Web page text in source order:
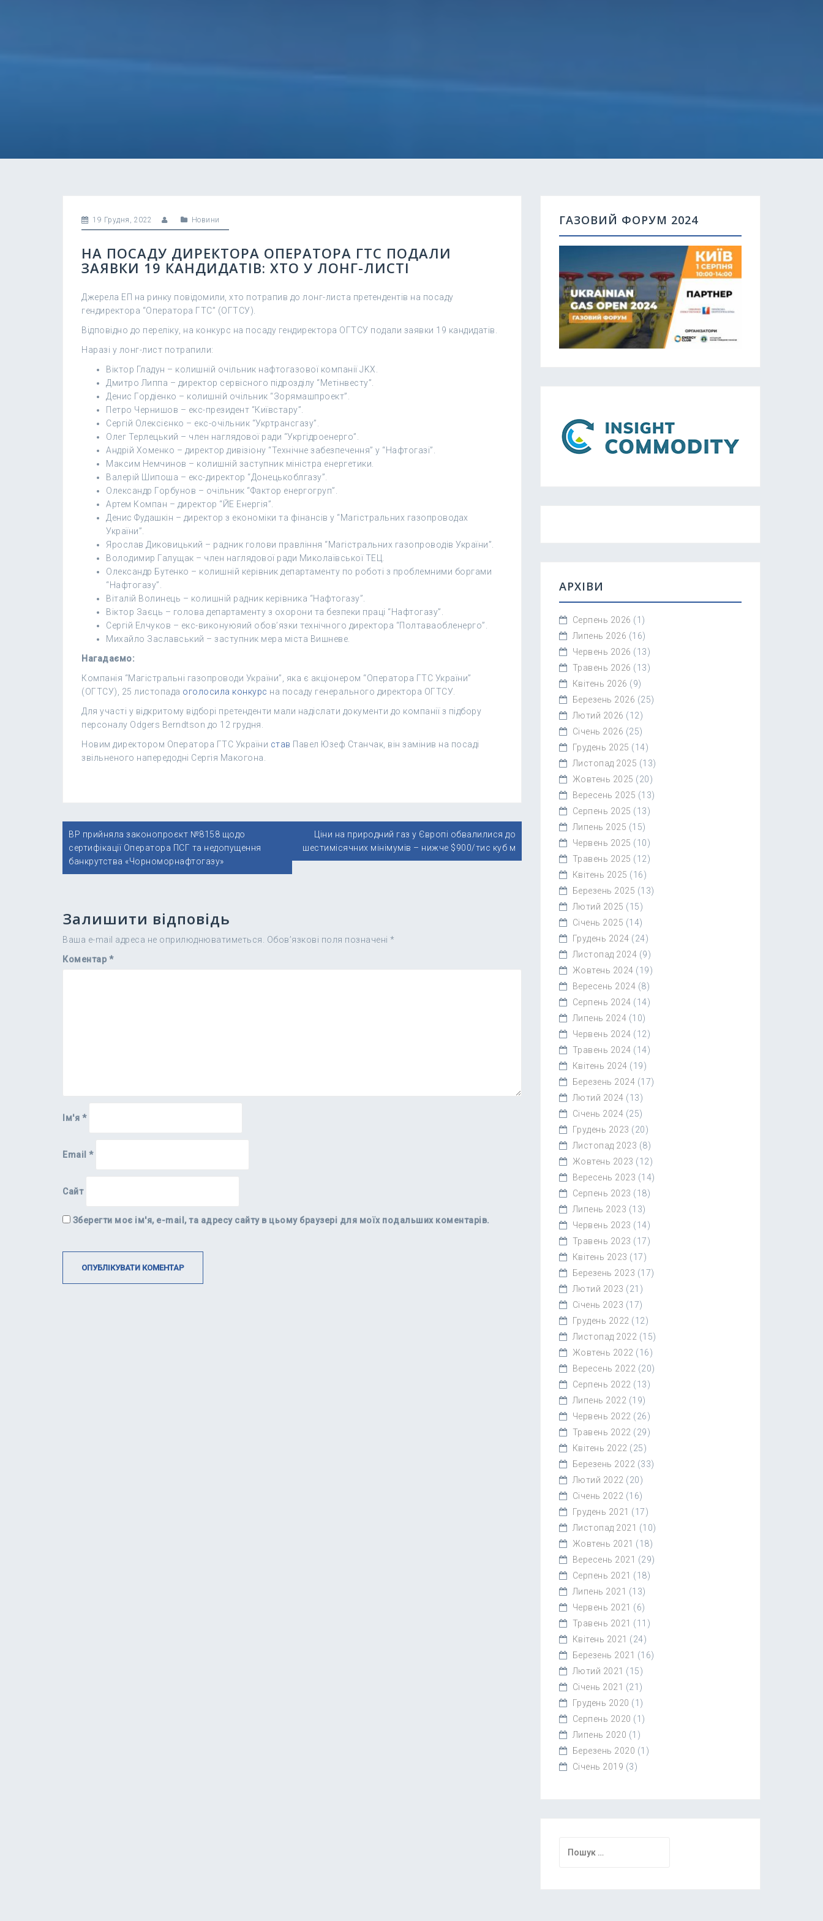
19 Грудня, 2022 Новини
НА ПОСАДУ ДИРЕКТОРА ОПЕРАТОРА ГТС ПОДАЛИ
ЗАЯВКИ 19 КАНДИДАТІВ: ХТО У ЛОНГ-ЛИСТІ
Джерела ЕП на ринку повідомили, хто потрапив до лонг-листа претендентів на посаду
гендиректора “Оператора ГТС” (ОГТСУ).
Відповідно до переліку, на конкурс на посаду гендиректора ОГТСУ подали заявки 19 кандидатів.
Наразі у лонг-лист потрапили:
Віктор Гладун – колишній очільник нафтогазової компанії JKX.
Дмитро Липпа – директор сервісного підрозділу “Метінвесту”.
Денис Гордіенко – колишній очільник “Зорямашпроект”.
Петро Чернишов – екс-президент “Київстару”.
Сергій Олексієнко – екс-очільник “Укртрансгазу”.
Олег Терлецький – член наглядової ради “Укргідроенерго”.
Андрій Хоменко – директор дивізіону “Технічне забезпечення” у “Нафтогазі”.
Максим Немчинов – колишній заступник міністра енергетики.
Валерій Шипоша – екс-директор “Донецькоблгазу”.
Олександр Горбунов – очільник “Фактор енергогруп”.
Артем Компан – директор “ЙЕ Енергія”.
Денис Фудашкін – директор з економіки та фінансів у “Магістральних газопроводах
України”.
Ярослав Диковицький – радник голови правління “Магістральних газопроводів України”.
Володимир Галущак – член наглядової ради Миколаївської ТЕЦ.
Олександр Бутенко – колишній керівник департаменту по роботі з проблемними боргами
“Нафтогазу”.
Віталій Волинець – колишній радник керівника “Нафтогазу”.
Віктор Заєць – голова департаменту з охорони та безпеки праці “Нафтогазу”.
Сергій Елчуков – екс-виконуюяий обов’язки технічного директора “Полтаваобленерго”.
Михайло Заславський – заступник мера міста Вишневе.
Нагадаємо:
Компанія “Магістральні газопроводи України”, яка є акціонером “Оператора ГТС України”
(ОГТСУ), 25 листопада оголосила конкурс на посаду генерального директора ОГТСУ.
Для участі у відкритому відборі претенденти мали надіслати документи до компанії з підбору
персоналу Odgers Berndtson до 12 грудня.
Новим директором Оператора ГТС України став Павел Юзеф Станчак, він замінив на посаді
звільненого напередодні Сергія Макогона.
Навігація
записів
ВР прийняла законопроєкт №8158 щодо
сертифікації Оператора ПСГ та недопущення
банкрутства «Чорноморнафтогазу»
Ціни на природний газ у Європі обвалилися до
шестимісячних мінімумів – нижче $900/тис куб м
Залишити відповідь
Ваша e-mail адреса не оприлюднюватиметься. Обов’язкові поля позначені *
Коментар *
Ім'я *
Email *
Сайт
Зберегти моє ім'я, e-mail, та адресу сайту в цьому браузері для моїх подальших коментарів.
ГАЗОВИЙ ФОРУМ 2024
АРХІВИ
Серпень 2026 (1)
Липень 2026 (16)
Червень 2026 (13)
Травень 2026 (13)
Квітень 2026 (9)
Березень 2026 (25)
Лютий 2026 (12)
Січень 2026 (25)
Грудень 2025 (14)
Листопад 2025 (13)
Жовтень 2025 (20)
Вересень 2025 (13)
Серпень 2025 (13)
Липень 2025 (15)
Червень 2025 (10)
Травень 2025 (12)
Квітень 2025 (16)
Березень 2025 (13)
Лютий 2025 (15)
Січень 2025 (14)
Грудень 2024 (24)
Листопад 2024 (9)
Жовтень 2024 (19)
Вересень 2024 (8)
Серпень 2024 (14)
Липень 2024 (10)
Червень 2024 (12)
Травень 2024 (14)
Квітень 2024 (19)
Березень 2024 (17)
Лютий 2024 (13)
Січень 2024 (25)
Грудень 2023 (20)
Листопад 2023 (8)
Жовтень 2023 (12)
Вересень 2023 (14)
Серпень 2023 (18)
Липень 2023 (13)
Червень 2023 (14)
Травень 2023 (17)
Квітень 2023 (17)
Березень 2023 (17)
Лютий 2023 (21)
Січень 2023 (17)
Грудень 2022 (12)
Листопад 2022 (15)
Жовтень 2022 (16)
Вересень 2022 (20)
Серпень 2022 (13)
Липень 2022 (19)
Червень 2022 (26)
Травень 2022 (29)
Квітень 2022 (25)
Березень 2022 (33)
Лютий 2022 (20)
Січень 2022 (16)
Грудень 2021 (17)
Листопад 2021 (10)
Жовтень 2021 (18)
Вересень 2021 (29)
Серпень 2021 (18)
Липень 2021 (13)
Червень 2021 (6)
Травень 2021 (11)
Квітень 2021 (24)
Березень 2021 (16)
Лютий 2021 (15)
Січень 2021 (21)
Грудень 2020 (1)
Серпень 2020 (1)
Липень 2020 (1)
Березень 2020 (1)
Січень 2019 (3)